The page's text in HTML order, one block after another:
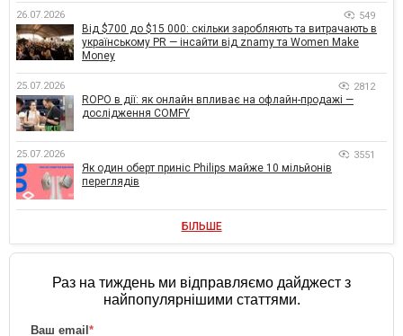
26.07.2026 549
Від $700 до $15 000: скільки заробляють та витрачають в
українському PR — інсайти від znamy та Women Make
Money
25.07.2026 2812
ROPO в дії: як онлайн впливає на офлайн-продажі —
дослідження COMFY
25.07.2026 3551
Як один оберт приніс Philips майже 10 мільйонів
переглядів
БІЛЬШЕ
Раз на тиждень ми відправляємо дайджест з
найпопулярнішими статтями.
Ваш email *